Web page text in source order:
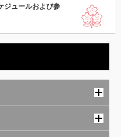
ジュールおよび参